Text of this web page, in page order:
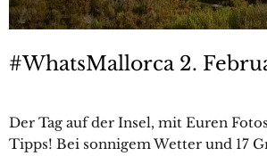
#WhatsMallorca 2.
Der Tag auf der Insel, mit Euren
Tipps! Bei sonnigem Wetter und 17